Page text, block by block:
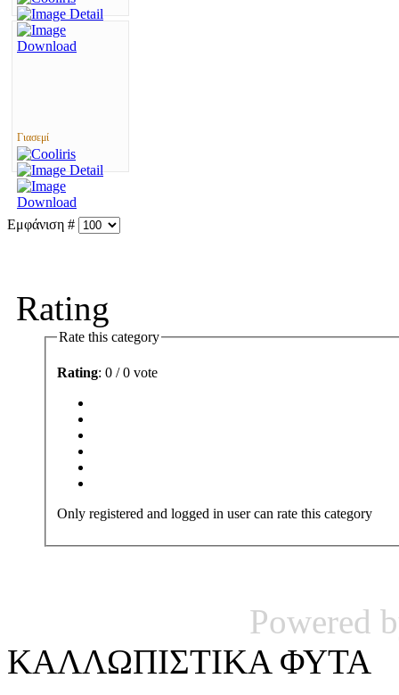
Γιασεμί
Εμφάνιση #
Rating
Rate this category
Rating: 0 / 0 vote
Only registered and logged in user can rate this category
Powered
ΚΑΛΛΩΠΙΣΤΙΚΑ ΦΥΤΑ